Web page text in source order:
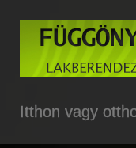
Itthon vagy